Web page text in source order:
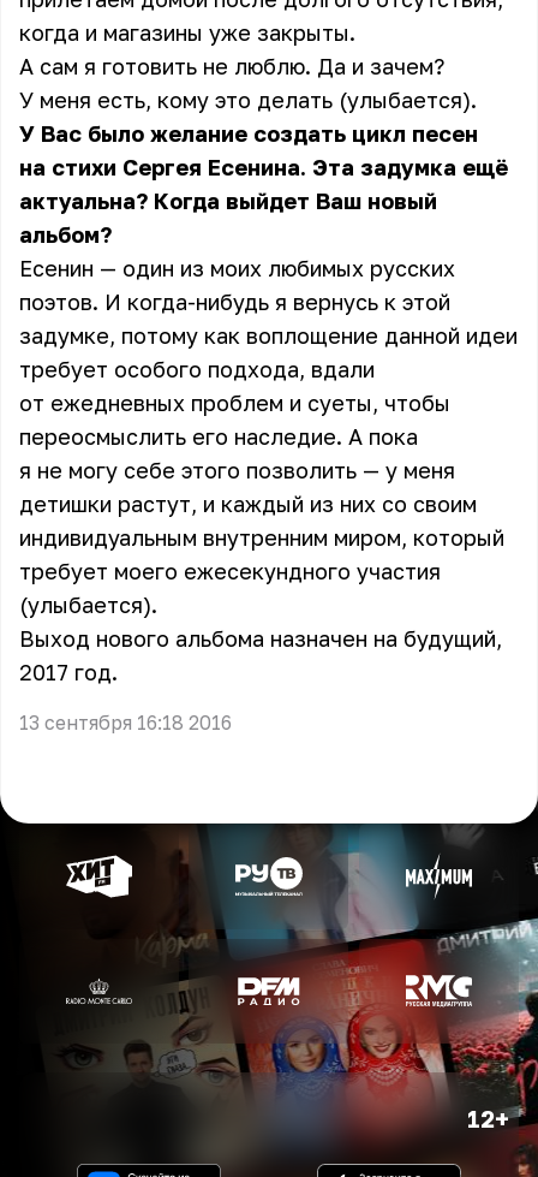
когда и магазины уже закрыты.
А сам я готовить не люблю. Да и зачем?
У меня есть, кому это делать (улыбается).
У Вас было желание создать цикл песен
на стихи Сергея Есенина. Эта задумка ещё
актуальна? Когда выйдет Ваш новый
альбом?
Есенин — один из моих любимых русских
поэтов. И когда-нибудь я вернусь к этой
задумке, потому как воплощение данной идеи
требует особого подхода, вдали
от ежедневных проблем и суеты, чтобы
переосмыслить его наследие. А пока
я не могу себе этого позволить — у меня
детишки растут, и каждый из них со своим
индивидуальным внутренним миром, который
требует моего ежесекундного участия
(улыбается).
Выход нового альбома назначен на будущий,
2017 год.
13 сентября 16:18 2016
12+